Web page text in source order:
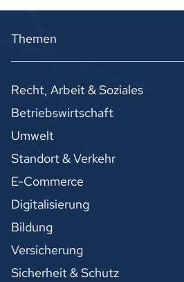
Themen
Recht, Arbeit & Soziales
Betriebswirtschaft
Umwelt
Standort & Verkehr
E-Commerce
Digitalisierung
Bildung
Versicherung
Sicherheit & Schutz